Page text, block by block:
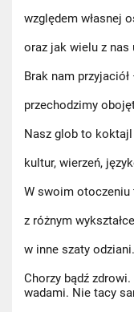
względem własnej
oraz jak wielu z nas
Brak nam
przechodzimy
Nasz glob to
kultur, wierzeń,
W swoim
z różnym
w inne szaty odziani.
Chorzy bądź
wadami. Nie tacy